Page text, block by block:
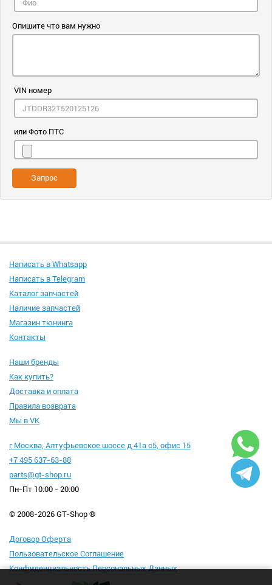
Опишите что вам нужно
VIN номер
или Фото ПТС
Запрос
Написать в Whatsapp
Написать в Telegram
Каталог запчастей
Наличие запчастей
Магазин тюнинга
Контакты
Наши бренды
Как купить?
Доставка и оплата
Правила возврата
Мы в VK
г Москва, Алтуфьевское шоссе д 41а с5, офис 15
+7 495 637-63-88
parts@gt-shop.ru
Пн-Пт 10:00 - 20:00
© 2008-2026 GT-Shop ®
Договор Оферта
Пользовательское Соглашение
Конфиденциальность Персональных Данных